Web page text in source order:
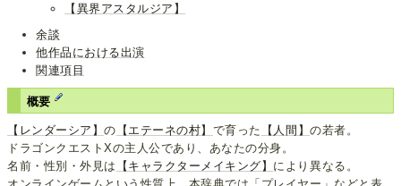
【異界アスタルジア】
余談
他作品における出演
関連項目
概要
【レンダーシア】の 【エテーネの村】 で育った 【人間】の若者。
ドラゴンクエストXの主人公であり、あなたの分身。
名前・性別・外見は
【キャラクターメイキング】 により異なる。